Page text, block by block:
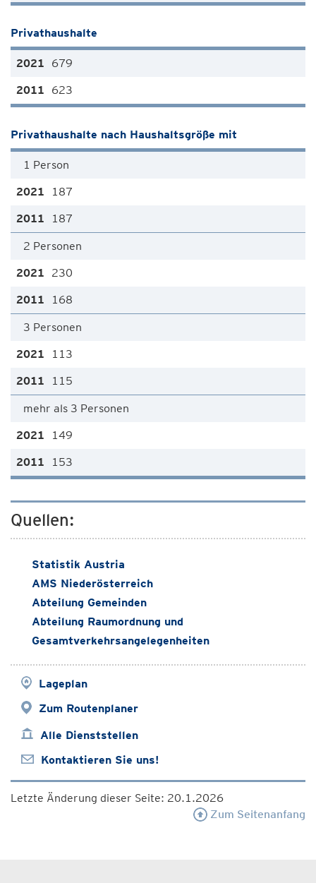
Privathaushalte
679
623
Privathaushalte nach Haushaltsgröße mit
1 Person
187
187
2 Personen
230
168
3 Personen
113
115
mehr als 3 Personen
149
153
Quellen:
Statistik Austria
AMS Niederösterreich
Abteilung Gemeinden
Abteilung Raumordnung und
Gesamtverkehrsangelegenheiten
Lageplan
Zum Routenplaner
Alle Dienststellen
Kontaktieren Sie uns!
Letzte Änderung dieser Seite: 20.1.2026
Zum Seitenanfang